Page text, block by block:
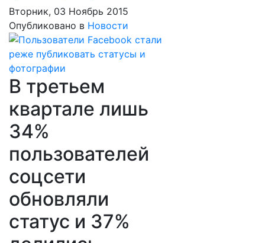
Вторник, 03 Ноябрь 2015
Опубликовано в Новости
В третьем
квартале лишь
34%
пользователей
соцсети
обновляли
статус и 37%